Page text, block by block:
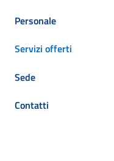
Personale
Servizi offerti
Sede
Contatti